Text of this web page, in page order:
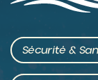
Sécurité &